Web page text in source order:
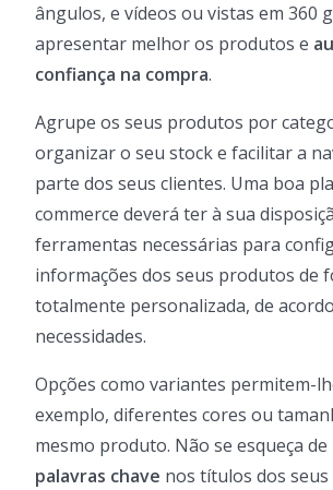
ângulos, e vídeos ou vistas em 360
apresentar melhor os produtos e
confiança na compra.
Agrupe os seus produtos por
organizar o seu stock e facilitar a
parte dos seus clientes. Uma boa
commerce deverá ter à sua
ferramentas necessárias para
informações dos seus produtos de
totalmente personalizada, de
necessidades.
Opções como variantes permitem-
exemplo, diferentes cores ou
mesmo produto. Não se esqueça
palavras chave nos títulos dos